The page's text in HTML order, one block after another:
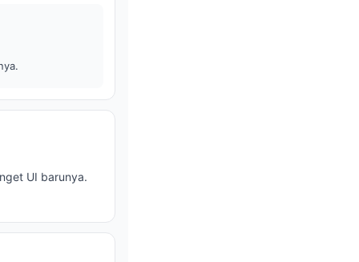
UI barunya.